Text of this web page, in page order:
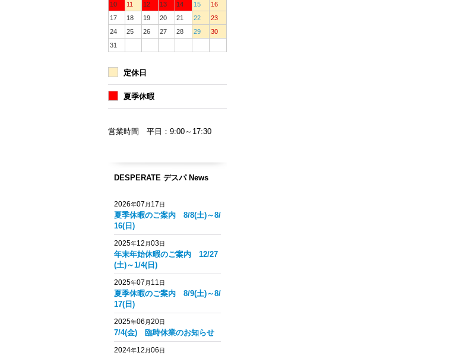
10
11 12 13 14 15
16
17
18 19 20 21 22
23
24
25 26 27 28 29
30
31
定休日
夏季休暇
営業時間 平日：9:00～17:30
DESPERATE デスパ News
2026年07 月 17日
夏季休暇のご案内 8/8(土)～8/
16(日)
2025年12 月03日
年末年始休暇のご案内 12/27
(土)～1/4(日)
2025年07 月 11日
夏季休暇のご案内 8/9(土)～8/
17(日)
2025年06 月20日
7/4(金) 臨時休業のお知らせ
2024年12 月06日